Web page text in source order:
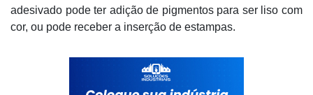
adesivado pode ter adição de pigmentos para ser liso com
cor, ou pode receber a inserção de estampas.